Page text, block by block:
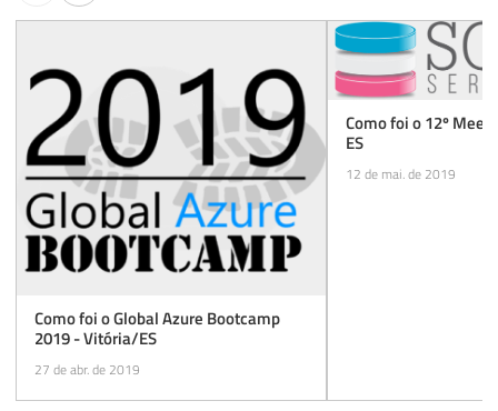
Como foi o Global Azure Bootcamp
2019 - Vitória/ES
27 de abr. de 2019
Como foi o 12º
ES
12 de mai. de 2019